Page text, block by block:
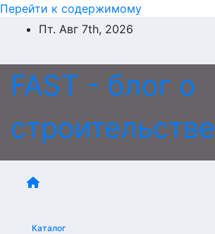
Перейти к содержимому
Пт. Авг 7th, 2026
FAST - блог о
строительстве
Каталог